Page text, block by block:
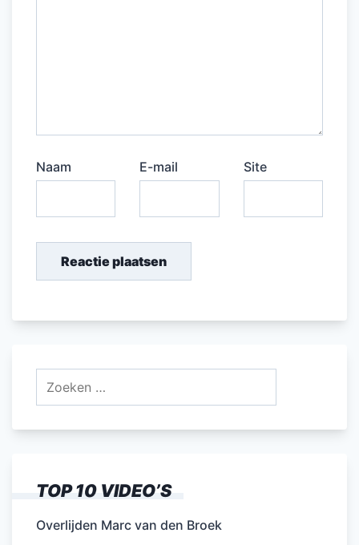
Naam E-mail Site
TOP 10 VIDEO’S
Overlijden Marc van den Broek